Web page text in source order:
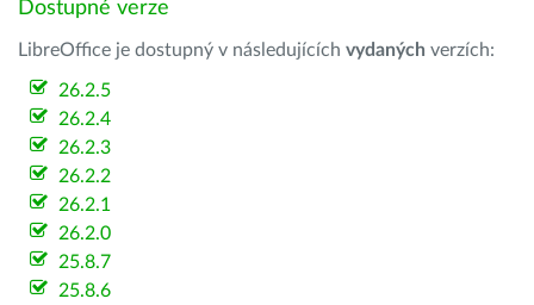
Dostupné verze
LibreOffice je dostupný v následujících vydaných verzích:
26.2.5
26.2.4
26.2.3
26.2.2
26.2.1
26.2.0
25.8.7
25.8.6